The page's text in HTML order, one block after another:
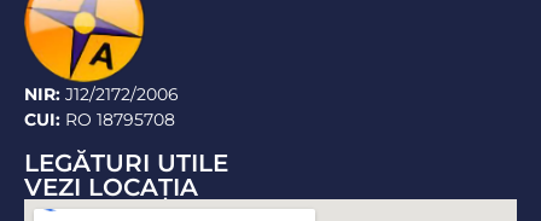
NIR: J12/2172/2006
CUI: RO 18795708
LEGĂTURI UTILE
VEZI LOCAŢIA